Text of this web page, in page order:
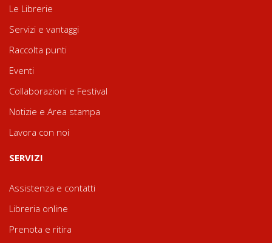
Le Librerie
Servizi e vantaggi
Raccolta punti
Eventi
Collaborazioni e Festival
Notizie e Area stampa
Lavora con noi
SERVIZI
Assistenza e contatti
Libreria online
Prenota e ritira